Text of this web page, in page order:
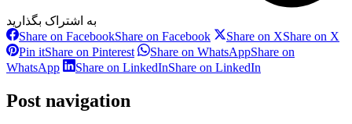
به اشتراک بگذارید
Share on FacebookShare on Facebook Share on XShare on X
Pin itShare on Pinterest Share on WhatsAppShare on
WhatsApp
Share on LinkedInShare on LinkedIn
Post navigation